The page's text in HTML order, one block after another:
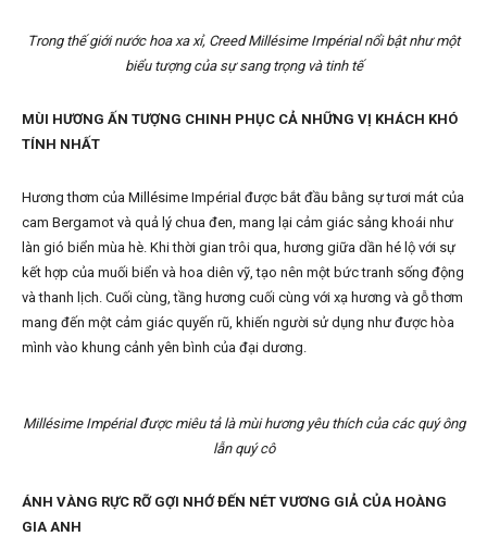
Trong thế giới nước hoa xa xỉ, Creed Millésime Impérial nổi bật như một
biểu tượng của sự sang trọng và tinh tế
MÙI HƯƠNG ẤN TƯỢNG CHINH PHỤC CẢ NHỮNG VỊ KHÁCH KHÓ
TÍNH NHẤT
Hương thơm của Millésime Impérial được bắt đầu bằng sự tươi mát của
cam Bergamot và quả lý chua đen, mang lại cảm giác sảng khoái như
làn gió biển mùa hè. Khi thời gian trôi qua, hương giữa dần hé lộ với sự
kết hợp của muối biển và hoa diên vỹ, tạo nên một bức tranh sống động
và thanh lịch. Cuối cùng, tầng hương cuối cùng với xạ hương và gỗ thơm
mang đến một cảm giác quyến rũ, khiến người sử dụng như được hòa
mình vào khung cảnh yên bình của đại dương.
Millésime Impérial được miêu tả là mùi hương yêu thích của các quý ông
lẫn quý cô
ÁNH VÀNG RỰC RỠ GỢI NHỚ ĐẾN NÉT VƯƠNG GIẢ CỦA HOÀNG
GIA ANH